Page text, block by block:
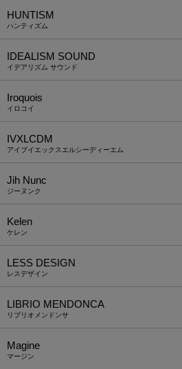
HUNTISM
ハンティズム
IDEALISM SOUND
イデアリズム サウンド
Iroquois
イロコイ
IVXLCDM
アイブイエックスエルシーディーエム
Jih Nunc
ジーヌンク
Kelen
ケレン
LESS DESIGN
レスデザイン
LIBRIO MENDONCA
リブリオメンドンサ
Magine
マージン